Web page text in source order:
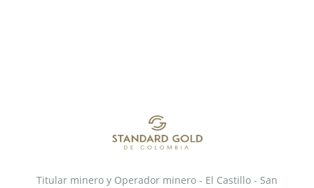
Titular minero y Operador minero - El Castillo - San